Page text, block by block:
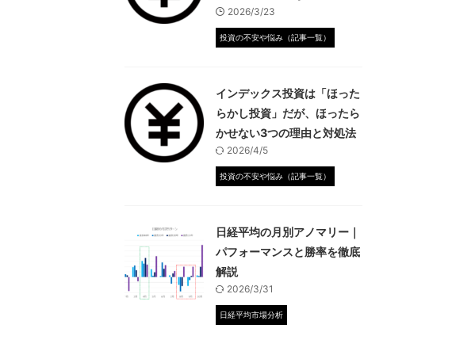
2026/3/23
投資の不安や悩み（記事一覧）
インデックス投資は「ほった
らかし投資」だが、ほったら
かせない3つの理由と対処法
2026/4/5
投資の不安や悩み（記事一覧）
日経平均の月別アノマリー｜
パフォーマンスと勝率を徹底
解説
2026/3/31
日経平均市場分析